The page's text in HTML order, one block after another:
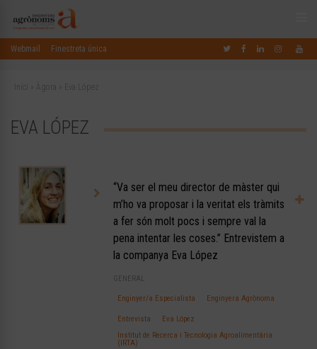
Webmail Finestreta única
Inici Àgora Eva López
EVA LÓPEZ
“Va ser el meu director de màster qui
m’ho va proposar i la veritat els tràmits
a fer són molt pocs i sempre val la
pena intentar les coses.” Entrevistem a
la companya Eva López
GENERAL
Enginyer/a Especialista Enginyera Agrònoma
Entrevista
Eva López
Institut de Recerca i Tecnologia Agroalimentària
(IRTA)